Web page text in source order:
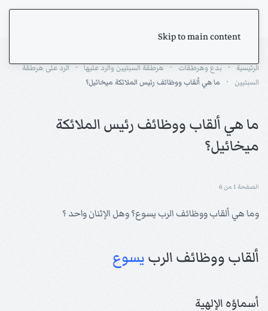
Skip to main content
الرئيسية بدع وهرطقات هرطقة السبتيين والرد عليها
الرد على هرطقة
السبتيين
ما هي ألقاب ووظائف رئيس الملائكة ميخائيل؟
ما هي ألقاب ووظائف رئيس الملائكة
ميخائيل؟
الصفحة 1 من 6
وما هي ألقاب ووظائف الرب يسوع؟ وهل الإثنان واحد ؟
ألقاب ووظائف الربيسوع
أسماؤه الإلهية